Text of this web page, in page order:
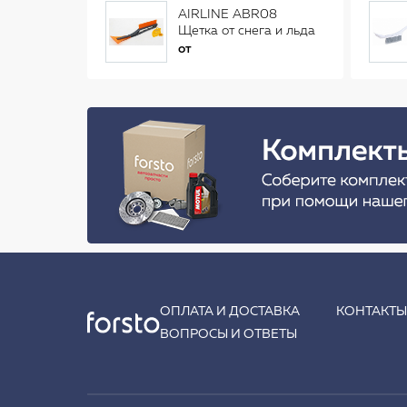
AIRLINE ABR08
Щетка от снега и льда
(34 см)
от
ОПЛАТА И ДОСТАВКА
КОНТАКТЫ
ВОПРОСЫ И ОТВЕТЫ